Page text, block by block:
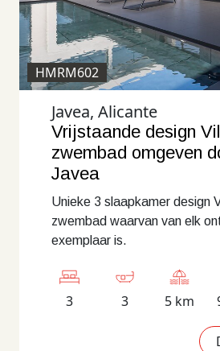
HMRM602
Javea, Alicante
Vrijstaande design
zwembad omgeven
Javea
Unieke 3 slaapkamer design
zwembad waarvan van elk
exemplaar is.
3 3 5 km